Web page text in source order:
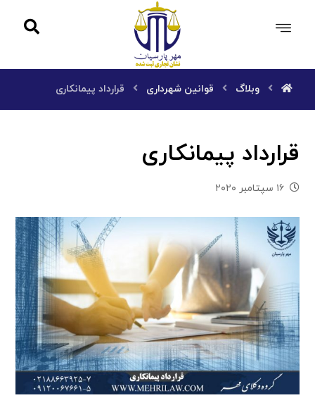
وبلاگ قوانین شهرداری قرارداد پیمانکاری
قرارداد پیمانکاری
۱۶ سپتامبر ۲۰۲۰